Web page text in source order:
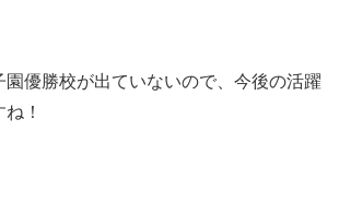
園優勝校が出ていないので、今後の活躍
！